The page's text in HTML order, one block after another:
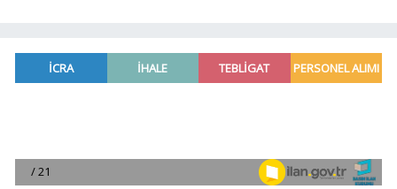
00:39 |
Mersin'de uyuşturucu operasyonunda 190